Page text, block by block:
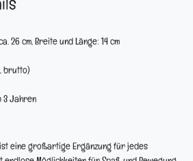
26 cm, Breite und Länge: 14 cm
brutto)
3 Jahren
ist eine großartige Ergänzung für jedes